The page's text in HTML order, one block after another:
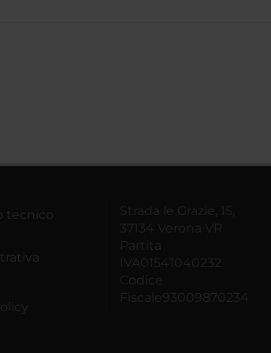
tecnico
Strada le Grazie, 15,
37134 Verona VR
Partita
IVA01541040232
Codice
Fiscale93009870234